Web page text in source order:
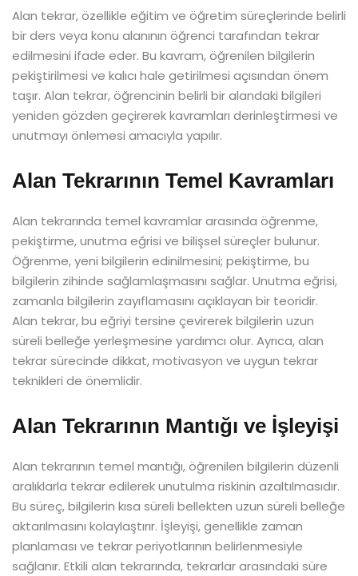
Alan tekrar, özellikle eğitim ve öğretim süreçlerinde belirli
bir ders veya konu alanının öğrenci tarafından tekrar
edilmesini ifade eder. Bu kavram, öğrenilen bilgilerin
pekiştirilmesi ve kalıcı hale getirilmesi açısından önem
taşır. Alan tekrar, öğrencinin belirli bir alandaki bilgileri
yeniden gözden geçirerek kavramları derinleştirmesi ve
unutmayı önlemesi amacıyla yapılır.
Alan Tekrarının Temel Kavramları
Alan tekrarında temel kavramlar arasında öğrenme,
pekiştirme, unutma eğrisi ve bilişsel süreçler bulunur.
Öğrenme, yeni bilgilerin edinilmesini; pekiştirme, bu
bilgilerin zihinde sağlamlaşmasını sağlar. Unutma eğrisi,
zamanla bilgilerin zayıflamasını açıklayan bir teoridir.
Alan tekrar, bu eğriyi tersine çevirerek bilgilerin uzun
süreli belleğe yerleşmesine yardımcı olur. Ayrıca, alan
tekrar sürecinde dikkat, motivasyon ve uygun tekrar
teknikleri de önemlidir.
Alan Tekrarının Mantığı ve İşleyişi
Alan tekrarının temel mantığı, öğrenilen bilgilerin düzenli
aralıklarla tekrar edilerek unutulma riskinin azaltılmasıdır.
Bu süreç, bilgilerin kısa süreli bellekten uzun süreli belleğe
aktarılmasını kolaylaştırır. İşleyişi, genellikle zaman
planlaması ve tekrar periyotlarının belirlenmesiyle
sağlanır. Etkili alan tekrarında, tekrarlar arasındaki süre